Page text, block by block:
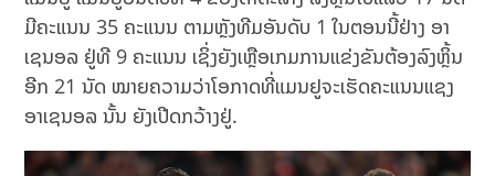
ມີຄະແນນ 35 ຄະແນນ ຕາມຫຼັງທີມອັນດັບ 1 ໃນຕອນນີ້ຢ່າງ ອາ
ເຊນອລ ຢູ່ທີ 9 ຄະແນນ ເຊິ່ງຍັງເຫຼືອເກມການແຂ່ງຂັນຕ້ອງລົງຫຼິ້ນ
ອີກ 21 ນັດ ໝາຍຄວາມວ່າໂອກາດທີ່ແມນຢູຈະເຮັດຄະແນນແຊງ
ອາເຊນອລ ນັ້ນ ຍັງເປີດກວ້າງຢູ່.